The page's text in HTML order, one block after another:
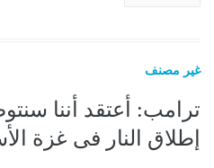
غير مصنف
ترامب: أعتقد أننا
إطلاق النار فى غزة